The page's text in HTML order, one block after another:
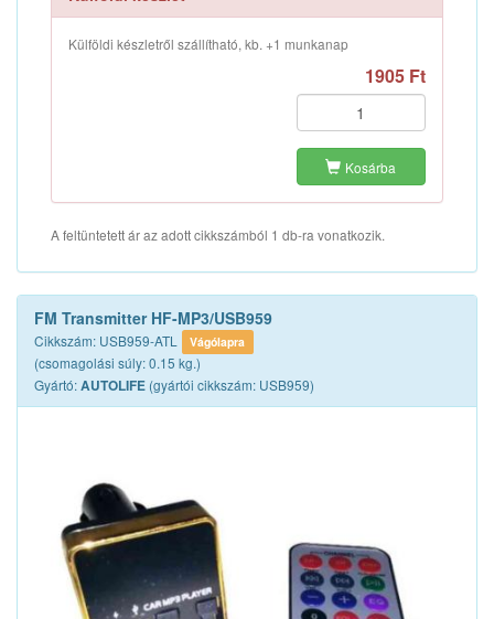
Külföldi készletről szállítható, kb. +1 munkanap
1905 Ft
Kosárba
A feltüntetett ár az adott cikkszámból 1 db-ra vonatkozik.
FM Transmitter HF-MP3/USB959
Cikkszám: USB959-ATL Vágólapra
(csomagolási súly: 0.15 kg.)
Gyártó:AUTOLIFE (gyártói cikkszám: USB959)